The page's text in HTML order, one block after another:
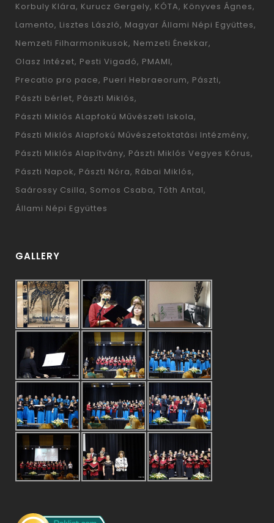
Korbuly Klára Kurucz Gergely KÓTA Könyves Ágnes
Lamento Lisztes László Magyar Állami Népi Együttes
Nemzeti Filharmonikusok Nemzeti Énekkar
Olasz Intézet Pesti Vigadó PMAMI
Precatio pro pace Pueri Hebraeorum Pászti
Pászti bérlet Pászti Miklós
Pászti Miklós ALapfokú Művészeti Iskola
Pászti Miklós Alapfokú Művészetoktatási Intézmény
Pászti Miklós Alapítvány Pászti Miklós Vegyes Kórus
Pászti Napok Pászti Nóra Rábai Miklós
Saárossy Csilla Somos Csaba Tóth Antal
Állami Népi Együttes
GALLERY